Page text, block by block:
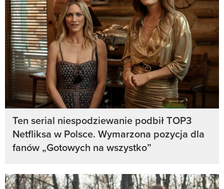
Ten serial niespodziewanie podbił TOP3
Netfliksa w Polsce. Wymarzona pozycja dla
fanów „Gotowych na wszystko”